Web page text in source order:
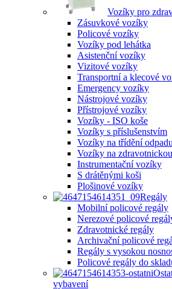
Vozíky pro
Zásuvkové vozíky
Policové vozíky
Vozíky pod lehátka
Asistenční vozíky
Vizitové vozíky
Transportní a klecové
Emergency vozíky
Nástrojové vozíky
Přístrojové vozíky
Vozíky - ISO koše
Vozíky s příslušenstvím
Vozíky na třídění
Vozíky na
Instrumentační vozíky
S drátěnými koši
Plošinové vozíky
Regály
Mobilní policové regály
Nerezové policové
Zdravotnické regály
Archivační policové
Regály s vysokou
Policové regály do
vybavení